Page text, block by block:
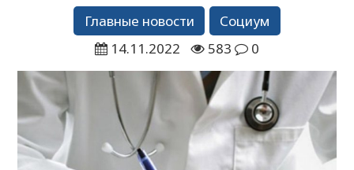
Главные новости
Социум
14.11.2022
583 0